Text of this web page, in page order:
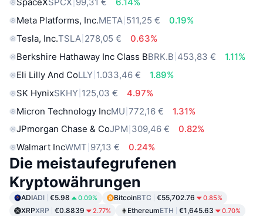
Meta Platforms, Inc.META 511,25 €
0.19%
Tesla, Inc.TSLA 278,05 €
0.63%
Berkshire Hathaway Inc Class BBRK.B 453,83 €
1.11%
Eli Lilly And CoLLY 1.033,46 €
1.89%
SK HynixSKHY 125,03 €
4.97%
Micron Technology IncMU 772,16 €
1.31%
JPmorgan Chase & CoJPM 309,46 €
0.82%
Walmart IncWMT 97,13 € 0.24%
Die meistaufegrufenen
Kryptowährungen
ADIADI €5.98 0.09% BitcoinBTC €55,702.76 0.85%
XRPXRP €0.8839 2.77% EthereumETH €1,645.63 0.70%